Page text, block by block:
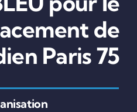
de
Paris 75